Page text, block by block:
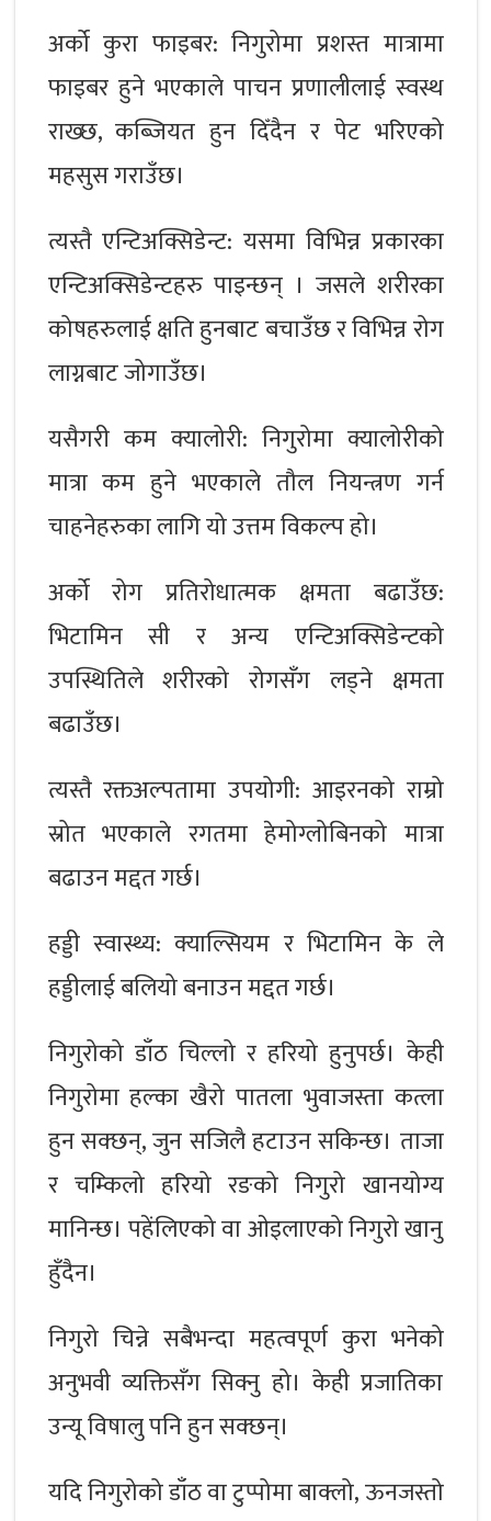
अर्को कुरा फाइबर: निगुरोमा प्रशस्त मात्रामा
फाइबर हुने भएकाले पाचन प्रणालीलाई स्वस्थ
राख्छ, कब्जियत हुन दिँदैन र पेट भरिएको
महसुस गराउँछ।
त्यस्तै एन्टिअक्सिडेन्ट: यसमा विभिन्न प्रकारका
एन्टिअक्सिडेन्टहरु पाइन्छन् । जसले शरीरका
कोषहरुलाई क्षति हुनबाट बचाउँछ र विभिन्न रोग
लाग्नबाट जोगाउँछ।
यसैगरी कम क्यालोरी: निगुरोमा क्यालोरीको
मात्रा कम हुने भएकाले तौल नियन्त्रण गर्न
चाहनेहरुका लागि यो उत्तम विकल्प हो।
अर्को रोग प्रतिरोधात्मक क्षमता बढाउँछ:
भिटामिन सी र अन्य एन्टिअक्सिडेन्टको
उपस्थितिले शरीरको रोगसँग लड्ने क्षमता
बढाउँछ।
त्यस्तै रक्तअल्पतामा उपयोगी: आइरनको राम्रो
स्रोत भएकाले रगतमा हेमोग्लोबिनको मात्रा
बढाउन मद्दत गर्छ।
हड्डी स्वास्थ्य: क्याल्सियम र भिटामिन के ले
हड्डीलाई बलियो बनाउन मद्दत गर्छ।
निगुरोको डाँठ चिल्लो र हरियो हुनुपर्छ। केही
निगुरोमा हल्का खैरो पातला भुवाजस्ता कत्ला
हुन सक्छन्, जुन सजिलै हटाउन सकिन्छ। ताजा
र चम्किलो हरियो रङको निगुरो खानयोग्य
मानिन्छ। पहेंलिएको वा ओइलाएको निगुरो खानु
हुँदैन।
निगुरो चिन्ने सबैभन्दा महत्वपूर्ण कुरा भनेको
अनुभवी व्यक्तिसँग सिक्नु हो। केही प्रजातिका
उन्यू विषालु पनि हुन सक्छन्।
यदि निगुरोको डाँठ वा टुप्पोमा बाक्लो, ऊनजस्तो